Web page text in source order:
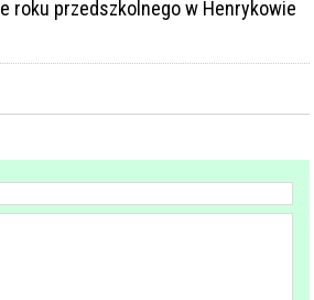
roku przedszkolnego w Henrykowie